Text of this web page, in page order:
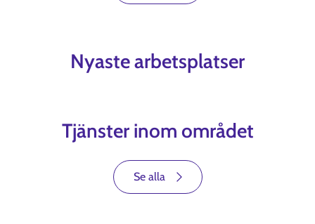
Nyaste arbetsplatser
Tjänster inom området
Se alla